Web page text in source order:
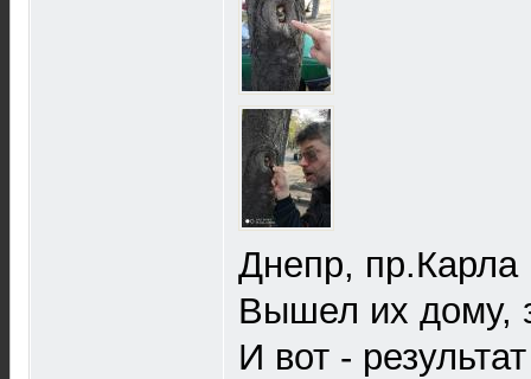
Днепр,
Вышел их дому,
И вот -